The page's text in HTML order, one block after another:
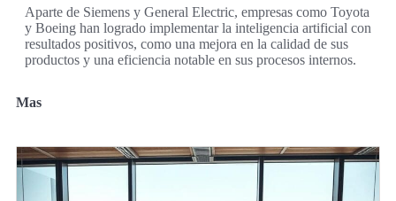
Aparte de Siemens y General Electric, empresas como Toyota
y Boeing han logrado implementar la inteligencia artificial con
resultados positivos, como una mejora en la calidad de sus
productos y una eficiencia notable en sus procesos internos.
Mas